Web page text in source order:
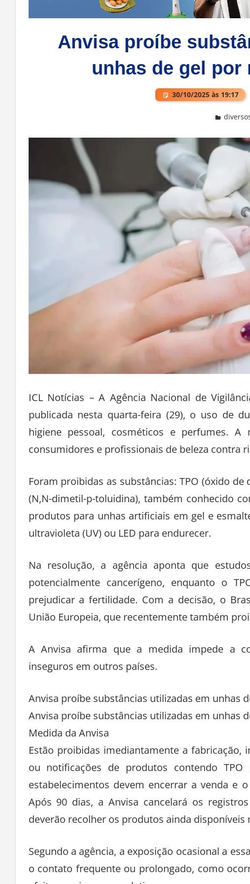
Anvisa proíbe
unhas de gel por
30/10/2025 às 19:17
ICL Notícias – A Agência Nacional de
publicada nesta quarta-feira (29), o uso de
higiene pessoal, cosméticos e perfumes.
consumidores e profissionais de beleza contra
Foram proibidas as substâncias: TPO (óxido
(N,N-dimetil-p-toluidina), também conhecido
produtos para unhas artificiais em gel e
ultravioleta (UV) ou LED para endurecer.
Na resolução, a agência aponta que
potencialmente cancerígeno, enquanto o
prejudicar a fertilidade. Com a decisão, o
União Europeia, que recentemente também
A Anvisa afirma que a medida impede a
inseguros em outros países.
Anvisa proíbe substâncias utilizadas em unhas
Anvisa proíbe substâncias utilizadas em unhas
Medida da Anvisa
Estão proibidas imediantamente a fabricação,
ou notificações de produtos contendo
estabelecimentos devem encerrar a venda e
Após 90 dias, a Anvisa cancelará os
deverão recolher os produtos ainda disponíveis
Segundo a agência, a exposição ocasional a
o contato frequente ou prolongado, como